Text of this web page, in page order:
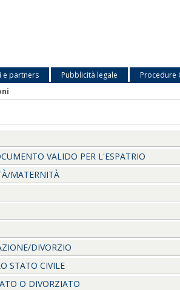
e partners Pubblicità legale Procedure
VALIDO PER L'ESPATRIO
MATERNITÀ
DIVORZIO
STATO CIVILE
O DIVORZIATO